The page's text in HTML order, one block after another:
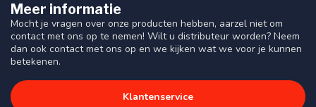
Meer informatie
Mocht je vragen over onze producten hebben, aarzel niet om
contact met ons op te nemen! Wilt u distributeur worden? Neem
dan ook contact met ons op en we kijken wat we voor je kunnen
betekenen.
Klantenservice